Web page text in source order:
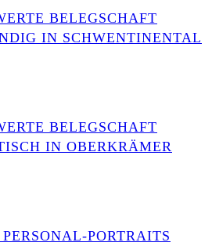
BELEGSCHAFT
IN SCHWENTINENTAL
BELEGSCHAFT
IN OBERKRÄMER
PORTRAITS